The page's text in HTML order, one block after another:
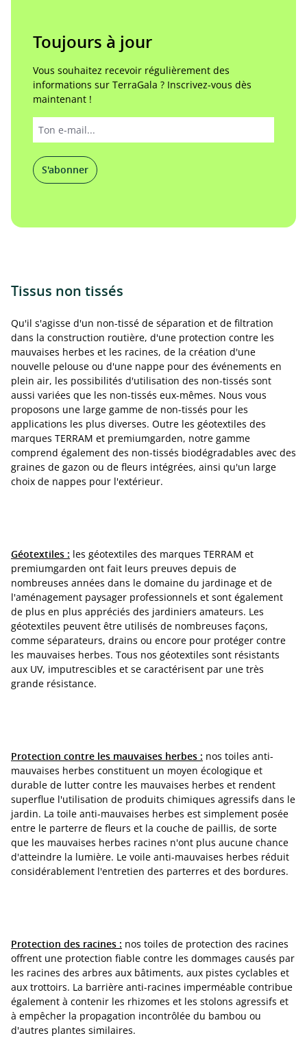
Toujours à jour
Vous souhaitez recevoir régulièrement des
informations sur TerraGala ? Inscrivez-vous dès
maintenant !
S'abonner
Tissus non tissés
Qu'il s'agisse d'un non-tissé de séparation et de filtration
dans la construction routière, d'une protection contre les
mauvaises herbes et les racines, de la création d'une
nouvelle pelouse ou d'une nappe pour des événements en
plein air, les possibilités d'utilisation des non-tissés sont
aussi variées que les non-tissés eux-mêmes. Nous vous
proposons une large gamme de non-tissés pour les
applications les plus diverses. Outre les géotextiles des
marques TERRAM et premiumgarden, notre gamme
comprend également des non-tissés biodégradables avec des
graines de gazon ou de fleurs intégrées, ainsi qu'un large
choix de nappes pour l'extérieur.
Géotextiles : les géotextiles des marques TERRAM et
premiumgarden ont fait leurs preuves depuis de
nombreuses années dans le domaine du jardinage et de
l'aménagement paysager professionnels et sont également
de plus en plus appréciés des jardiniers amateurs. Les
géotextiles peuvent être utilisés de nombreuses façons,
comme séparateurs, drains ou encore pour protéger contre
les mauvaises herbes. Tous nos géotextiles sont résistants
aux UV, imputrescibles et se caractérisent par une très
grande résistance.
Protection contre les mauvaises herbes : nos toiles anti-
mauvaises herbes constituent un moyen écologique et
durable de lutter contre les mauvaises herbes et rendent
superflue l'utilisation de produits chimiques agressifs dans le
jardin. La toile anti-mauvaises herbes est simplement posée
entre le parterre de fleurs et la couche de paillis, de sorte
que les mauvaises herbes racines n'ont plus aucune chance
d'atteindre la lumière. Le voile anti-mauvaises herbes réduit
considérablement l'entretien des parterres et des bordures.
Protection des racines : nos toiles de protection des racines
offrent une protection fiable contre les dommages causés par
les racines des arbres aux bâtiments, aux pistes cyclables et
aux trottoirs. La barrière anti-racines imperméable contribue
également à contenir les rhizomes et les stolons agressifs et
à empêcher la propagation incontrôlée du bambou ou
d'autres plantes similaires.